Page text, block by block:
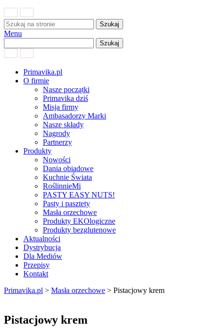
Szukaj
Menu
Szukaj
Primavika.pl
O firmie
Nasze początki
Primavika dziś
Misja firmy
Ambasadorzy Marki
Nasze składy
Nagrody
Partnerzy
Produkty
Nowości
Dania obiadowe
Kuchnie Świata
RoślinnieMi
PASTY EASY NUTS!
Pasty i pasztety
Masła orzechowe
Produkty EKOlogiczne
Produkty bezglutenowe
Aktualności
Dystrybucja
Dla Mediów
Przepisy
Kontakt
Primavika.pl > Masła orzechowe > Pistacjowy krem
Pistacjowy krem